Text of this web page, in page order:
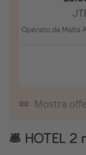
Mostra
🛎️ HOTEL 2